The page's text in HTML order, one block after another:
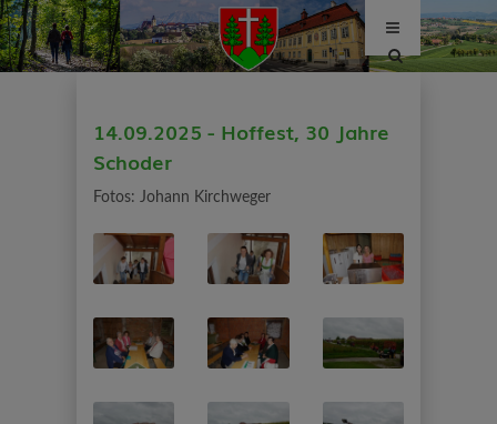
Site
search
14.09.2025 - Hoffest, 30 Jahre
Schoder
Fotos: Johann Kirchweger